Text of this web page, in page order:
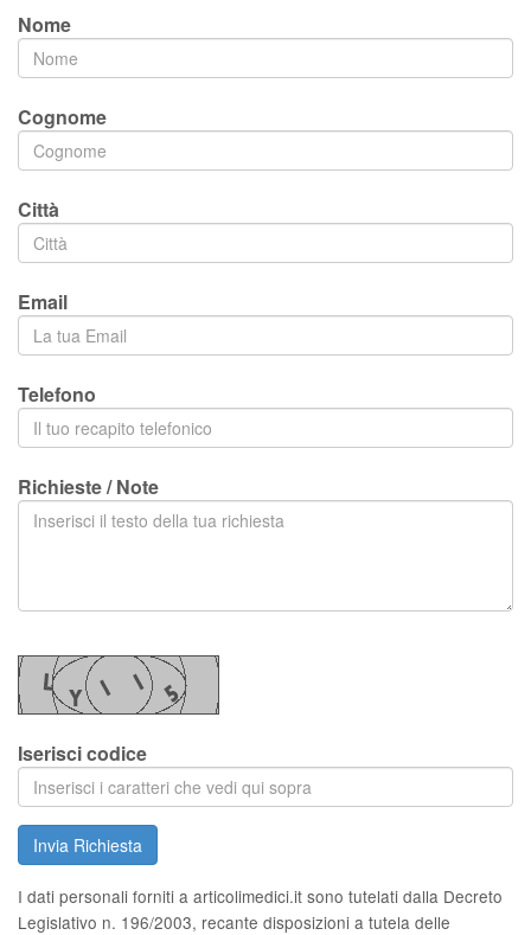
Nome
Cognome
Città
Email
Telefono
Richieste / Note
Iserisci codice
Invia Richiesta
I dati personali forniti a articolimedici.it sono tutelati dalla Decreto
Legislativo n. 196/2003, recante disposizioni a tutela delle